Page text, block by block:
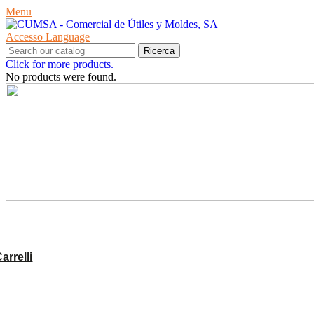
Menu
Accesso Language
Ricerca
Click for more products.
No products were found.